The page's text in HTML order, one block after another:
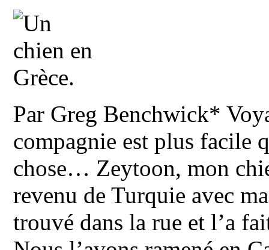
Par Greg Benchwick*
compagnie est plus facile
chose… Zeytoon, mon
revenu de Turquie avec
trouvé dans la rue et l’a